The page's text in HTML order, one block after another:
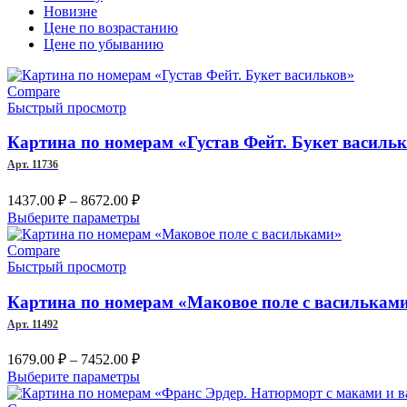
Новизне
Цене по возрастанию
Цене по убыванию
Compare
Быстрый просмотр
Картина по номерам «Густав Фейт. Букет
Арт. 11736
1437.00 ₽ – 8672.00 ₽Диапазон
цен:
1437.00 ₽
Выберите параметрыЭтот
товар
Опции
можно
странице
товара.
Compare
Быстрый просмотр
Картина по номерам «Маковое поле с
Арт. 11492
1679.00 ₽ – 7452.00 ₽Диапазон
цен:
1679.00 ₽
Выберите параметрыЭтот
товар